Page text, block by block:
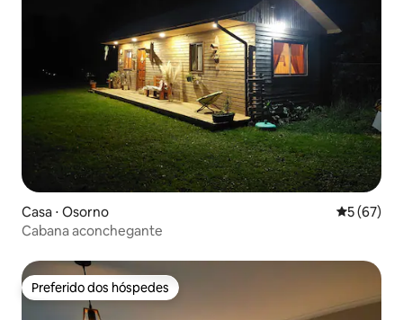
Casa ⋅ Osorno 5 de uma
5 (67)
Cabana aconchegante
Preferido dos hóspedes
Preferido dos hóspedes